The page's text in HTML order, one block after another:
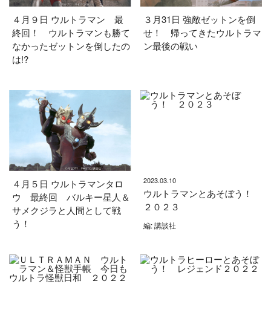
４月９日 ウルトラマン 最
終回！ ウルトラマンも勝て
なかったゼットンを倒したの
は!?
３月31日 強敵ゼットンを倒
せ！ 帰ってきたウルトラマ
ン最後の戦い
４月５日 ウルトラマンタロ
ウ 最終回 バルキー星人＆
サメクジラと人間として戦
う！
2023.03.10
ウルトラマンとあそぼう！
２０２３
編: 講談社